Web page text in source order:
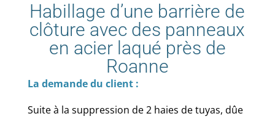
Habillage d’une barrière de
clôture avec des panneaux
en acier laqué près de
Roanne
La demande du client :
Suite à la suppression de 2 haies de tuyas, dûe